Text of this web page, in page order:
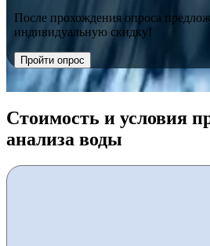
После прохождения опроса
индивидуальную скидку!
Пройти опрос
Стоимость и условия
анализа воды